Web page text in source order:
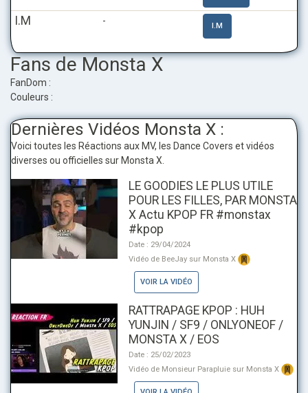
I.M - I.M
Fans de Monsta X
FanDom :
Couleurs :
Dernières Vidéos Monsta X :
Voici toutes les Réactions aux MV, les Dance Covers et vidéos
diverses ou officielles sur Monsta X.
LE GOODIES LE PLUS UTILE
POUR LES FILLES, PAR MONSTA
X Actu KPOP FR #monstax
#kpop
Date : 29/04/2024
Vidéo de BeeJay sur Monsta X
VOIR LA VIDÉO
RATTRAPAGE KPOP : HUH
YUNJIN / SF9 / ONLYONEOF /
MONSTA X / EOS
Date : 25/02/2023
Vidéo de Monsieur Parapluie sur Monsta X